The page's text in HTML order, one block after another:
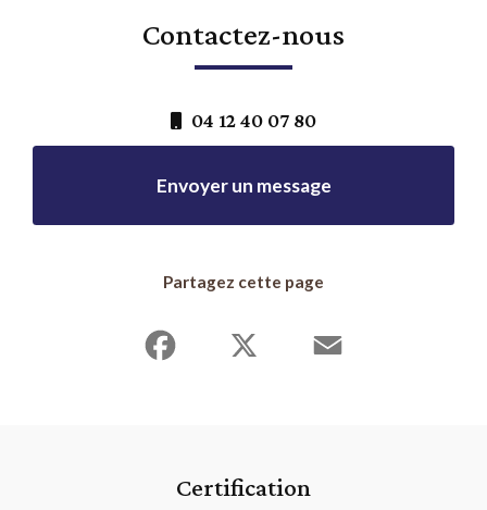
Contactez-nous
04 12 40 07 80
Envoyer un message
Partagez cette page
Certification